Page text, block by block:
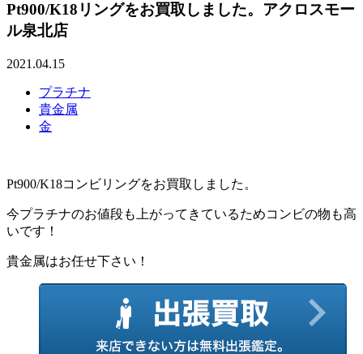
Pt900/K18リングをお買取しました。アクロスモー
ル泉北店
2021.04.15
プラチナ
貴金属
金
Pt900/K18コンビリングをお買取しました。
今プラチナのお値段も上がってきているためコンビの物も高
いです！
貴金属はお任せ下さい！